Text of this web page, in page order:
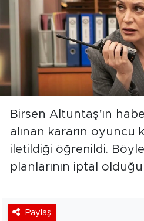
Birsen Altuntaş’ın
alınan kararın oyuncu
iletildiği öğrenildi.
planlarının iptal
Paylaş